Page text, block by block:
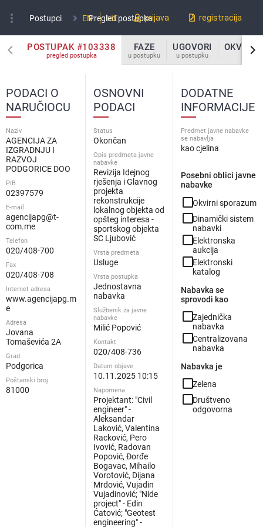
more_vert Postupci Pregled postupka
EN ME prijava registracija
POSTUPAK #103338
pregled postupka
FAZE
u postupku
UGOVORI
u postupku
OKVIRNI
u
OSNOVNI
PODACI
Status
Okončan
Opis predmeta javne
nabavke
Revizija Idejnog
rješenja i Glavnog
projekta
rekonstrukcije
lokalnog objekta od
opšteg interesa -
sportskog objekta
SC Ljubović
Vrsta predmeta
Usluge
Vrsta postupka
Jednostavna
nabavka
Službenik za javne
nabavke
Milić Popović
Kontakt
020/408-736
Datum objave
10.11.2025 10:15
Napomena
Projektant: "Civil
engineer" -
Aleksandar
Laković, Valentina
Racković, Pero
Ivović, Radovan
Popović, Đorđe
Bogavac, Mihailo
Vorotović, Dijana
Mrdović, Vujadin
Vujadinović; "Nide
project" - Edin
Ćatović; "Geotest
engineering" -
DODATNE
INFORMACIJE
Predmet javne nabavke
se nabavlja
kao cjelina
Posebni oblici javne
nabavke
check_box_outline_blankOkvirni sporazum
check_box_outline_blankDinamički sistem
nabavki
check_box_outline_blankElektronska
aukcija
check_box_outline_blankElektronski
katalog
Nabavka se
sprovodi kao
check_box_outline_blankZajednička
nabavka
check_box_outline_blankCentralizovana
nabavka
Nabavka je
check_box_outline_blankZelena
check_box_outline_blankDruštveno
odgovorna
PODACI O
NARUČIOCU
Naziv
AGENCIJA ZA
IZGRADNJU I
RAZVOJ
PODGORICE DOO
PIB
02397579
E-mail
agencijapg@t-
com.me
Telefon
020/408-700
Fax
020/408-708
Internet adresa
www.agencijapg.m
e
Adresa
Jovana
Tomaševića 2A
Grad
Podgorica
Poštanski broj
81000